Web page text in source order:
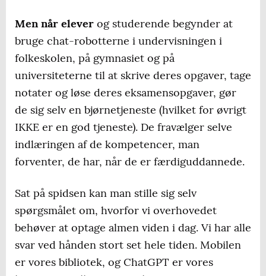
Men når elever og studerende begynder at
bruge chat-robotterne i undervisningen i
folkeskolen, på gymnasiet og på
universiteterne til at skrive deres opgaver, tage
notater og løse deres eksamensopgaver, gør
de sig selv en bjørnetjeneste (hvilket for øvrigt
IKKE er en god tjeneste). De fravælger selve
indlæringen af de kompetencer, man
forventer, de har, når de er færdiguddannede.
Sat på spidsen kan man stille sig selv
spørgsmålet om, hvorfor vi overhovedet
behøver at optage almen viden i dag. Vi har alle
svar ved hånden stort set hele tiden. Mobilen
er vores bibliotek, og ChatGPT er vores